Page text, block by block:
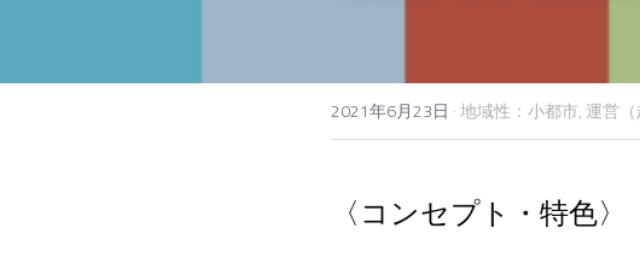
2021年6月23日 ·地域性：小都市, 運営
〈コンセプト・特色〉